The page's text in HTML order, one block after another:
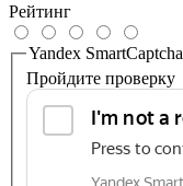
Рейтинг
Yandex SmartCaptcha
Пройдите проверку